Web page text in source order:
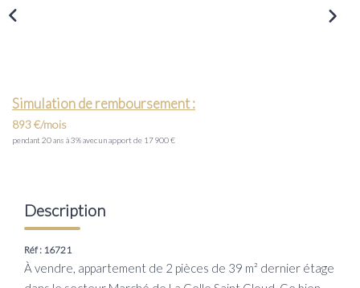
Nos Agences
Nous Rejoindre
Simulation de remboursement :
893 €/mois
pendant 20 ans à 3% avec un apport de 17 900 €
Description
Réf : 16721
À vendre, appartement de 2 pièces de 39 m² dernier étage